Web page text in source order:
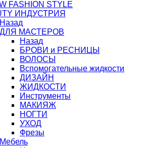
ИНДУСТРИЯ
Назад
ДЛЯ МАСТЕРОВ
Назад
БРОВИ и РЕСНИЦЫ
ВОЛОСЫ
Вспомогательные жидкости
ДИЗАЙН
ЖИДКОСТИ
Инструменты
МАКИЯЖ
НОГТИ
УХОД
Фрезы
Мебель